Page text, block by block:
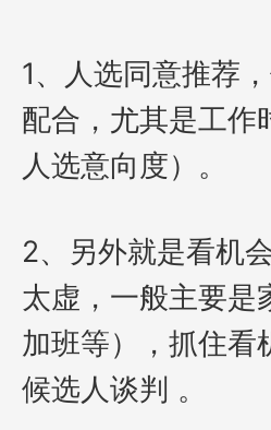
1、人选同意推荐
配合，尤其是工作
人选意向度）。
2、另外就是看机
太虚，一般主要是
加班等），抓住看
候选人谈判 。